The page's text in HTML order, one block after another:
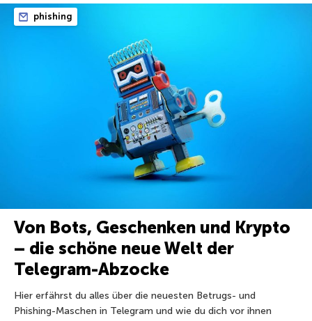
phishing
Von Bots, Geschenken und Krypto
– die schöne neue Welt der
Telegram-Abzocke
Hier erfährst du alles über die neuesten Betrugs- und
Phishing-Maschen in Telegram und wie du dich vor ihnen